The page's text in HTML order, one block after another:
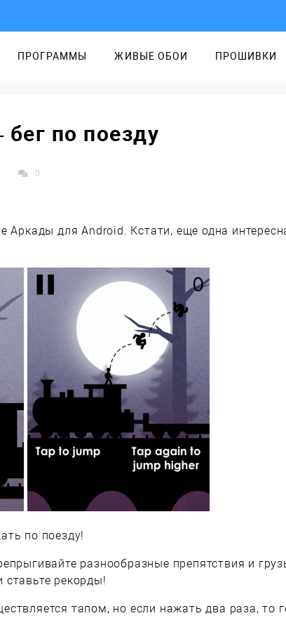
ПРОГРАММЫ ЖИВЫЕ ОБОИ ПРОШИВКИ
по поезду
0
Аркады для Android. Кстати, еще одна
по поезду!
разнообразные препятствия и
ставьте рекорды!
тапом, но если нажать два раза, то